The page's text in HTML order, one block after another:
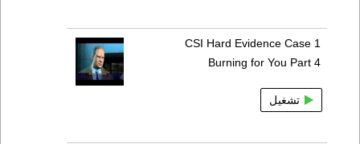
CSI Hard Evidence Case 1
Burning for You Part 4
تشغيل